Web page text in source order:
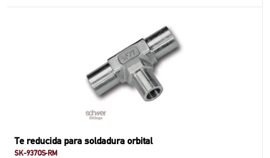
Te reducida para soldadura orbital
SK-937OS-RM